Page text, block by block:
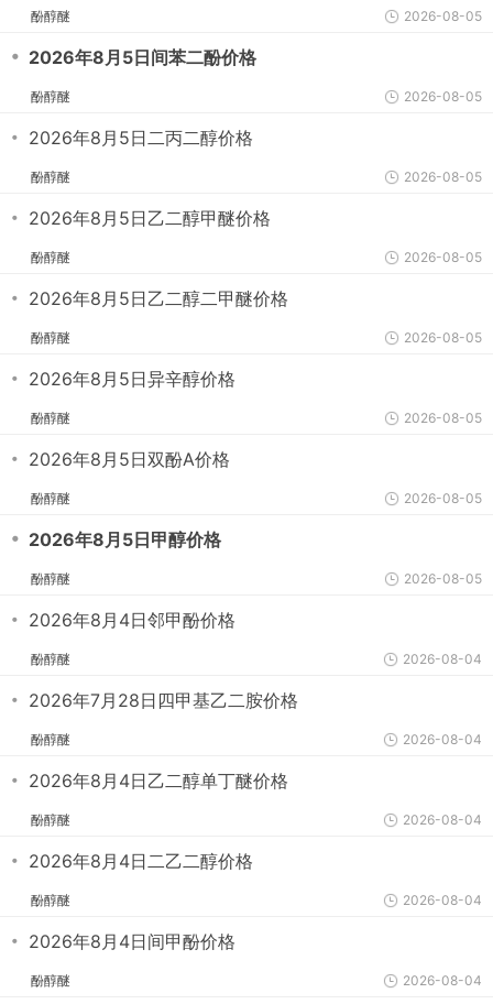
酚醇醚 2026-08-05
・ 2026年8月5日间苯二酚价格
酚醇醚 2026-08-05
・ 2026年8月5日二丙二醇价格
酚醇醚 2026-08-05
・ 2026年8月5日乙二醇甲醚价格
酚醇醚 2026-08-05
・ 2026年8月5日乙二醇二甲醚价格
酚醇醚 2026-08-05
・ 2026年8月5日异辛醇价格
酚醇醚 2026-08-05
・ 2026年8月5日双酚A价格
酚醇醚 2026-08-05
・ 2026年8月5日甲醇价格
酚醇醚 2026-08-05
・ 2026年8月4日邻甲酚价格
酚醇醚 2026-08-04
・ 2026年7月28日四甲基乙二胺价格
酚醇醚 2026-08-04
・ 2026年8月4日乙二醇单丁醚价格
酚醇醚 2026-08-04
・ 2026年8月4日二乙二醇价格
酚醇醚 2026-08-04
・ 2026年8月4日间甲酚价格
酚醇醚 2026-08-04